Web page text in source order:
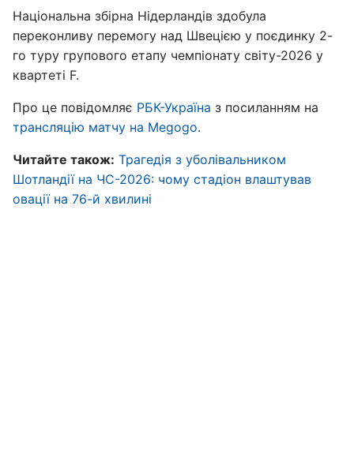
Національна збірна Нідерландів здобула
переконливу перемогу над Швецією у поєдинку 2-
го туру групового етапу чемпіонату світу-2026 у
квартеті F.
Про це повідомляє РБК-Україна з посиланням на
трансляцію матчу на Megogo.
Читайте також: Трагедія з уболівальником
Шотландії на ЧС-2026: чому стадіон влаштував
овації на 76-й хвилині